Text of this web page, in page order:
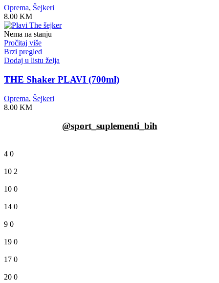
Oprema, Šejkeri
8.00 KM
Nema na stanju
Pročitaj više
Brzi pregled
Dodaj u listu želja
THE Shaker PLAVI (700ml)
Oprema, Šejkeri
8.00 KM
@sport_suplementi_bih
4 0
10 2
10 0
14 0
9 0
19 0
17 0
20 0